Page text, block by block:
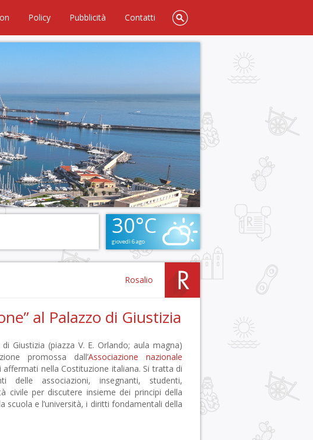
Policy Pubblicità Contatti
30°C
giovedì 6 ago
Rosalio
al Palazzo di Giustizia
Giustizia (piazza V. E. Orlando; aula magna)
promossa dall’Associazione nazionale
nella Costituzione italiana. Si tratta di
delle associazioni, insegnanti, studenti,
civile per discutere insieme dei principi della
scuola e l’università, i diritti fondamentali della